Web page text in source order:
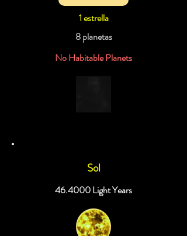
1 estrella
8 planetas
No Habitable Planets
Sol
46.4000 Light Years